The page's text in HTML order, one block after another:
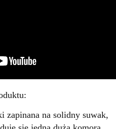
zapinana na solidny suwak,